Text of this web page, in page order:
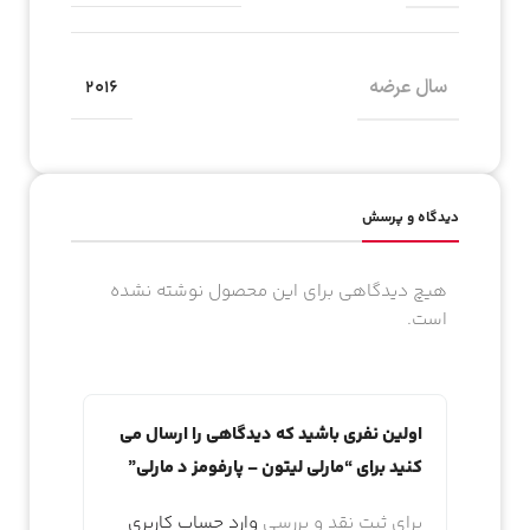
سال عرضه 2016
دیدگاه و پرسش
هیچ دیدگاهی برای این محصول نوشته نشده
است.
اولین نفری باشید که دیدگاهی را ارسال می
کنید برای “مارلی لیتون – پارفومز د مارلی”
برای ثبت نقد و بررسی وارد حساب کاربری